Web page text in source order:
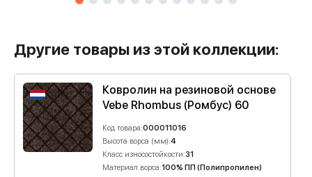
Другие товары из этой коллекции:
Ковролин на резиновой основе
Vebe Rhombus (Ромбус) 60
Код товара:000011016
Высота ворса (мм):4
Класс износостойкости:31
Материал ворса:100% ПП (Полипропилен)